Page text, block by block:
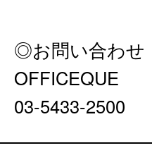
◎お問い合わせ
OFFICEQUE
03-5433-2500